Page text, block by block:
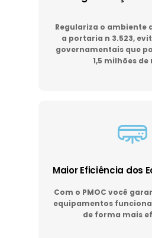
Regulariza o ambiente
a portaria n 3.523,
governamentais que
1,5 milhões de
Maior Eficiência dos
Com o PMOC você
equipamentos
de forma mais